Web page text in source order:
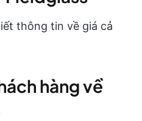
thông tin về giá cả
hàng về